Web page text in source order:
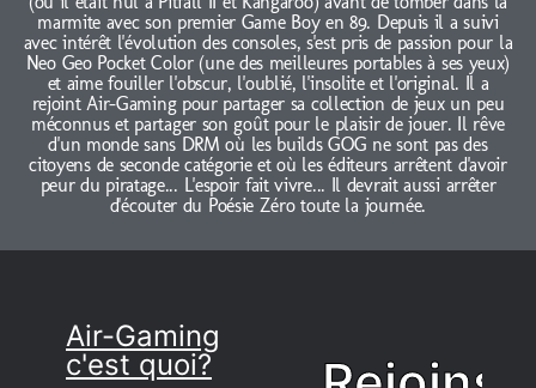
marmite avec son premier Game Boy en 89. Depuis il a suivi
avec intérêt l'évolution des consoles, s'est pris de passion pour la
Neo Geo Pocket Color (une des meilleures portables à ses yeux)
et aime fouiller l'obscur, l'oublié, l'insolite et l'original. Il a
rejoint Air-Gaming pour partager sa collection de jeux un peu
méconnus et partager son goût pour le plaisir de jouer. Il rêve
d'un monde sans DRM où les builds GOG ne sont pas des
citoyens de seconde catégorie et où les éditeurs arrêtent d'avoir
peur du piratage... L'espoir fait vivre... Il devrait aussi arrêter
d'écouter du Poésie Zéro toute la journée.
Air-Gaming
c'est quoi?